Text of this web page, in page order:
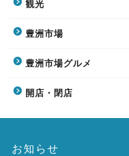
観光
豊洲市場
豊洲市場グルメ
開店・閉店
お知らせ